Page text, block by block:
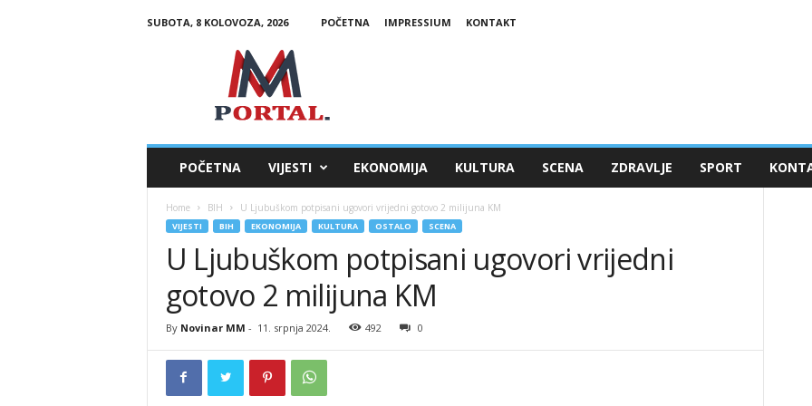
SUBOTA, 8 KOLOVOZA, 2026 POČETNA IMPRESSIUM
KONTAKT
POČETNA VIJESTI EKONOMIJA KULTURA SCENA ZDRAVLJE SPORT
Home BIH U Ljubuškom potpisani ugovori vrijedni gotovo 2 milijuna KM
VIJESTI BIH EKONOMIJA KULTURA OSTALO SCENA
U Ljubuškom potpisani ugovori vrijedni
gotovo 2 milijuna KM
By Novinar MM - 11. srpnja 2024. 492 0